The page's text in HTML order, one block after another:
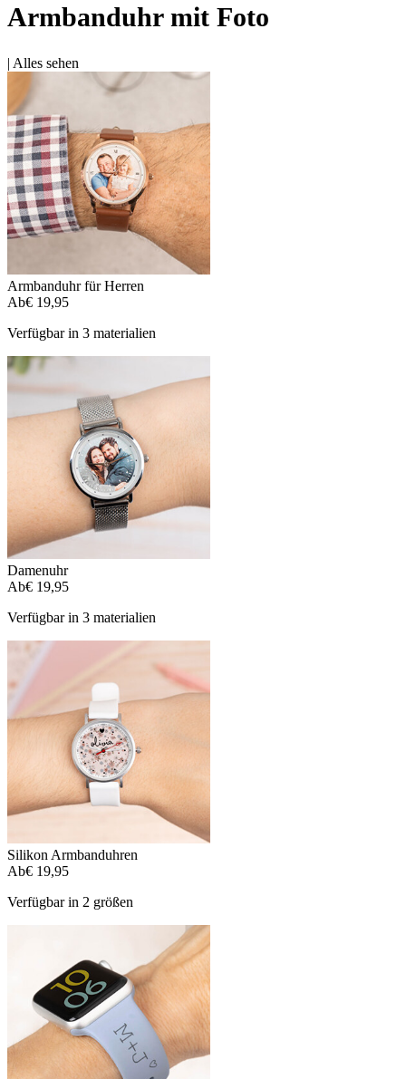
Armbanduhr mit Foto
| Alles sehen
Armbanduhr für Herren
Ab€ 19,95
Verfügbar in 3 materialien
Damenuhr
Ab€ 19,95
Verfügbar in 3 materialien
Silikon Armbanduhren
Ab€ 19,95
Verfügbar in 2 größen